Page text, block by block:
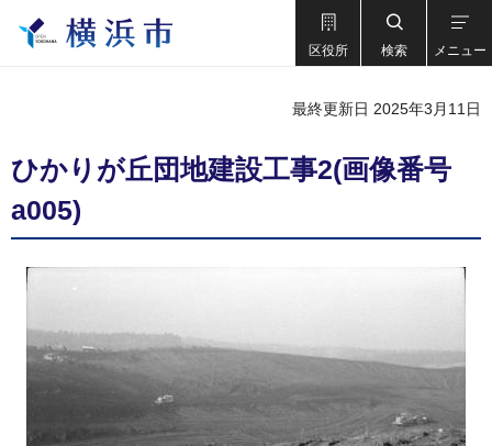
区役所 検索 メニュー
最終更新日 2025年3月11日
ひかりが丘団地建設工事2(画像番号
a005)